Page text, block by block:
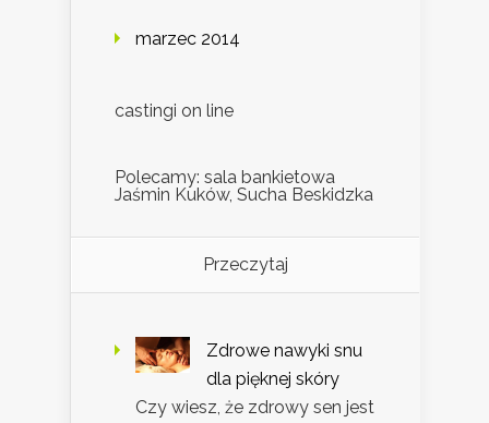
marzec 2014
castingi on line
Polecamy: sala bankietowa
Jaśmin Kuków, Sucha Beskidzka
Przeczytaj
Zdrowe nawyki snu
dla pięknej skóry
Czy wiesz, że zdrowy sen jest